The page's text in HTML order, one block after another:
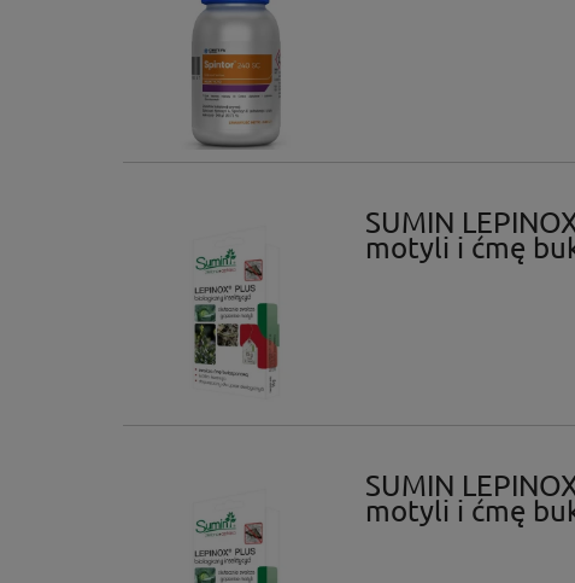
SUMIN
motyli i ćmę
SUMIN
motyli i ćmę